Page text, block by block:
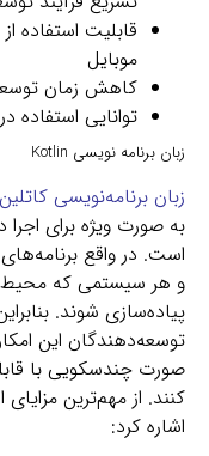
قابلیت استفاده
موبایل
کاهش زمان
توانایی
زبان برنامه نویسی Kotlin
زبان برنامه‌نویسی کاتلین
به صورت ویژه برای
است. در واقع
و هر سیستمی که محیط
پیاده‌سازی شوند.
توسعه‌دهندگان این
صورت چندسکویی با
کنند. از مهم‌ترین مزایای
اشاره کرد: